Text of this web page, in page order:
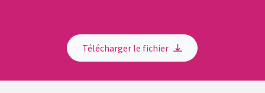
Télécharger le fichier